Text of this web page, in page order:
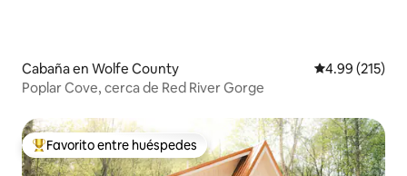
Cabaña en Wolfe County Calificación
4.99 (215)
Poplar Cove, cerca de Red River Gorge
Favorito entre huéspedes preferido
Favorito entre huéspedes